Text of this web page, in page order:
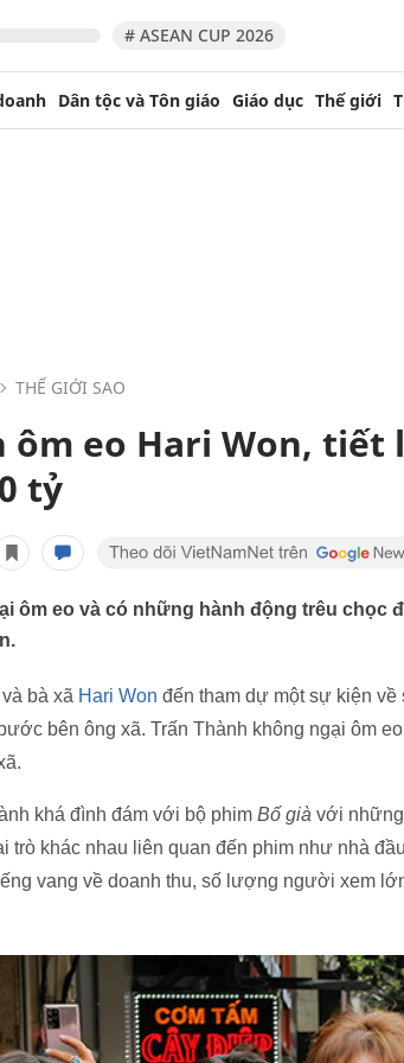
# ASEAN CUP 2026
Dân tộc và Tôn giáo Giáo dục Thế giới
THẾ GIỚI SAO
ôm eo Hari Won,
tỷ
ôm eo và có những hành động trêu chọc
và bà xã Hari Won đến tham dự một sự kiện
bên ông xã. Trấn Thành không ngại ôm
khá đình đám với bộ phim Bố già với
trò khác nhau liên quan đến phim như nhà
vang về doanh thu, số lượng người xem